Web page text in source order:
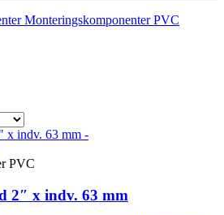
Monteringskomponenter PVC
2″ x indv. 63 mm